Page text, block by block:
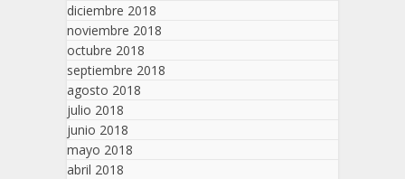
diciembre 2018
noviembre 2018
octubre 2018
septiembre 2018
agosto 2018
julio 2018
junio 2018
mayo 2018
abril 2018